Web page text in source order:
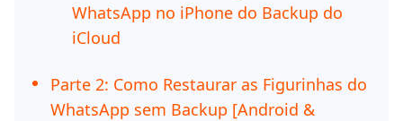
WhatsApp no iPhone do Backup do
iCloud
Parte 2: Como Restaurar as Figurinhas do
WhatsApp sem Backup [Android &